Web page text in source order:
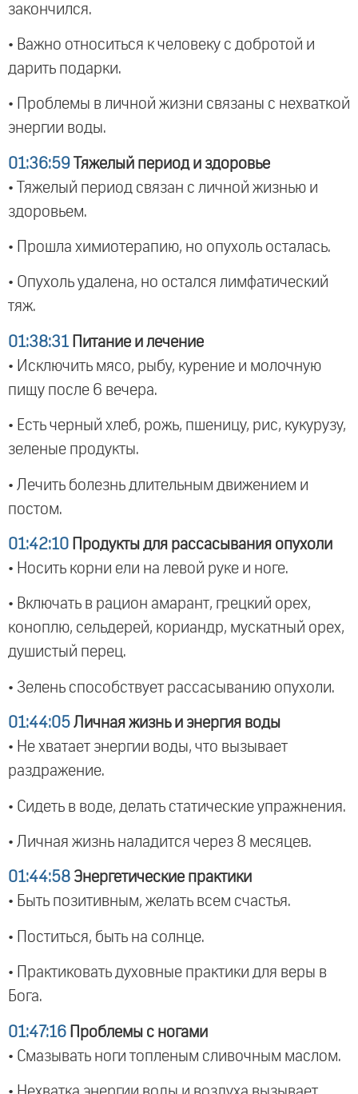
закончился.
• Важно относиться к человеку с добротой и
дарить подарки.
• Проблемы в личной жизни связаны с нехваткой
энергии воды.
01:36:59 Тяжелый период и здоровье
• Тяжелый период связан с личной жизнью и
здоровьем.
• Прошла химиотерапию, но опухоль осталась.
• Опухоль удалена, но остался лимфатический
тяж.
01:38:31 Питание и лечение
• Исключить мясо, рыбу, курение и молочную
пищу после 6 вечера.
• Есть черный хлеб, рожь, пшеницу, рис, кукурузу,
зеленые продукты.
• Лечить болезнь длительным движением и
постом.
01:42:10 Продукты для рассасывания опухоли
• Носить корни ели на левой руке и ноге.
• Включать в рацион амарант, грецкий орех,
коноплю, сельдерей, кориандр, мускатный орех,
душистый перец.
• Зелень способствует рассасыванию опухоли.
01:44:05 Личная жизнь и энергия воды
• Не хватает энергии воды, что вызывает
раздражение.
• Сидеть в воде, делать статические упражнения.
• Личная жизнь наладится через 8 месяцев.
01:44:58 Энергетические практики
• Быть позитивным, желать всем счастья.
• Поститься, быть на солнце.
• Практиковать духовные практики для веры в
Бога.
01:47:16 Проблемы с ногами
• Смазывать ноги топленым сливочным маслом.